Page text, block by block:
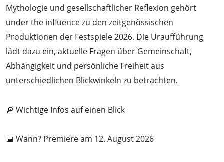
Mythologie und gesellschaftlicher Reflexion gehört
under the influence zu den zeitgenössischen
Produktionen der Festspiele 2026. Die Uraufführung
lädt dazu ein, aktuelle Fragen über Gemeinschaft,
Abhängigkeit und persönliche Freiheit aus
unterschiedlichen Blickwinkeln zu betrachten.
🔎 Wichtige Infos auf einen Blick
📅 Wann? Premiere am 12. August 2026